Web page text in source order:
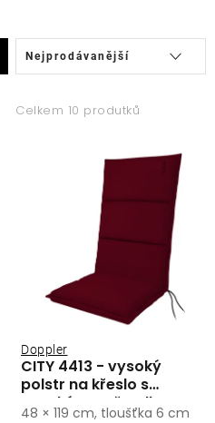
Celkem 10 produtků
Ř
a
z
t
ů
Nejprodávanější
CITY 4413 - vysoký
polstr na křeslo s
vysokým opěradlem
Doppler
48 × 119 cm, tloušťka 6 cm